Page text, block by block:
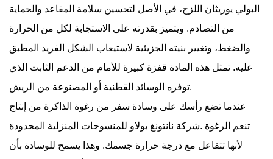
البولي يوريثان اللزج، في الأصل لتحسين سلامة المقاعد والحماية
من التصادم. ويتميز بقدرته على الاستجابة لكل من الحرارة
والضغط، وتغيير بنيته الجزيئية لاستيعاب الشكل الفريد المطبق
عليه. تمثل هذه المادة قفزة كبيرة للأمام من الدعم الثابت الذي
توفره الوسائد القطنية أو المصنوعة من الريش.
عندما تضع رأسك على وسادة سفر من رغوة الذاكرة من إنتاج
شركة نانتونغ بولاو للمنسوجات المنزلية المحدودة.
لأنها تتفاعل مع درجة حرارة جسمك. وهذا يسمح للوسادة بأن